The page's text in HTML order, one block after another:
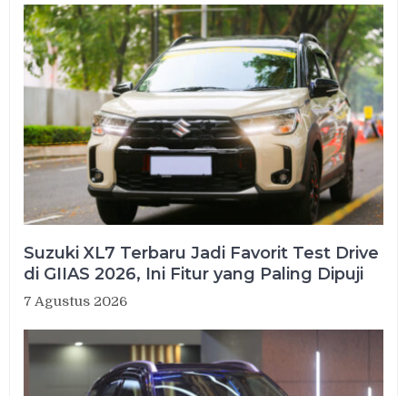
Suzuki XL7 Terbaru Jadi Favorit Test Drive
di GIIAS 2026, Ini Fitur yang Paling Dipuji
7 Agustus 2026